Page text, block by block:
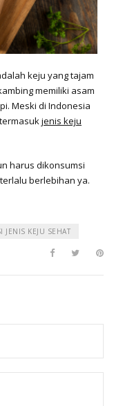
keju yang tajam
memiliki asam
Meski di Indonesia
jenis keju
harus dikonsumsi
berlebihan ya.
JENIS KEJU SEHAT